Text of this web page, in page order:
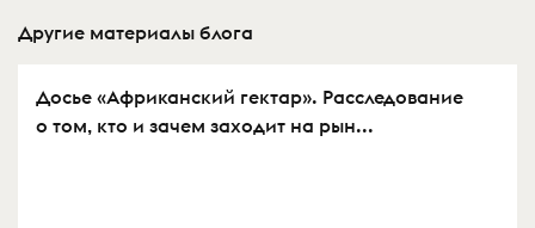
Другие материалы блога
Досье «Африканский гектар». Расследование
о том, кто и зачем заходит на рын...